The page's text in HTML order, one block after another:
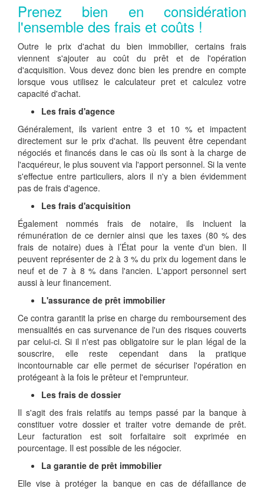
Prenez bien en considération
l'ensemble des frais et coûts !
Outre le prix d'achat du bien immobilier, certains frais
viennent s'ajouter au coût du prêt et de l'opération
d'acquisition. Vous devez donc bien les prendre en compte
lorsque vous utilisez le calculateur pret et calculez votre
capacité d'achat.
Les frais d'agence
Généralement, ils varient entre 3 et 10 % et impactent
directement sur le prix d'achat. Ils peuvent être cependant
négociés et financés dans le cas où ils sont à la charge de
l'acquéreur, le plus souvent via l'apport personnel. Si la vente
s'effectue entre particuliers, alors il n'y a bien évidemment
pas de frais d'agence.
Les frais d'acquisition
Également nommés frais de notaire, ils incluent la
rémunération de ce dernier ainsi que les taxes (80 % des
frais de notaire) dues à l’État pour la vente d'un bien. Il
peuvent représenter de 2 à 3 % du prix du logement dans le
neuf et de 7 à 8 % dans l'ancien. L'apport personnel sert
aussi à leur financement.
L'assurance de prêt immobilier
Ce contra garantit la prise en charge du remboursement des
mensualités en cas survenance de l'un des risques couverts
par celui-ci. Si il n'est pas obligatoire sur le plan légal de la
souscrire, elle reste cependant dans la pratique
incontournable car elle permet de sécuriser l'opération en
protégeant à la fois le prêteur et l'emprunteur.
Les frais de dossier
Il s'agit des frais relatifs au temps passé par la banque à
constituer votre dossier et traiter votre demande de prêt.
Leur facturation est soit forfaitaire soit exprimée en
pourcentage. Il est possible de les négocier.
La garantie de prêt immobilier
Elle vise à protéger la banque en cas de défaillance de